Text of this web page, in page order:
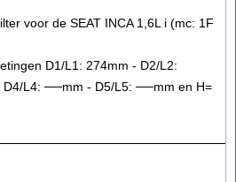
voor de SEAT INCA 1,6L i (mc: 1F
D1/L1: 274mm - D2/L2:
L4: ──mm - D5/L5: ──mm en H=